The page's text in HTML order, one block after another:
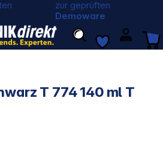
zur geprüften
Demoware
T 774 140 ml T